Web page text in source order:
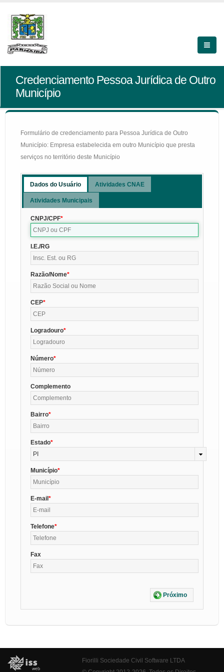
Credenciamento Pessoa Jurídica de Outro
Município
Formulário de credenciamento para Pessoa Jurídica de Outro
Município: Empresa estabelecida em outro Município que presta
serviços no território deste Município
Dados do Usuário Atividades CNAE
Atividades Municipais
CNPJ/CPF
I.E./RG
Razão/Nome
CEP
Logradouro
Número
Complemento
Bairro
Estado
PI
Município
E-mail
Telefone
Fax
Próximo
Fiorilli Sociedade Civil Software LTDA